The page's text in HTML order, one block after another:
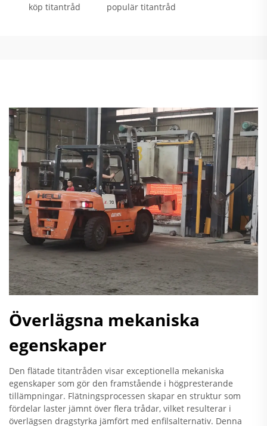
köp titantråd populär titantråd
Överlägsna mekaniska
egenskaper
Den flätade titantråden visar exceptionella mekaniska
egenskaper som gör den framstående i högpresterande
tillämpningar. Flätningsprocessen skapar en struktur som
fördelar laster jämnt över flera trådar, vilket resulterar i
överlägsen dragstyrka jämfört med enfilsalternativ. Denna